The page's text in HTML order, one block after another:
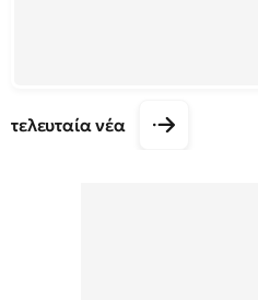
τελευταία νέα